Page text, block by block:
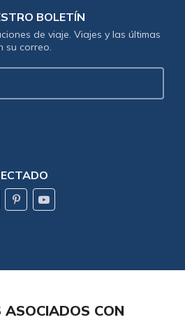
BOLETÍN
de viaje. Viajes y las últimas
su correo.
ASOCIADOS CON